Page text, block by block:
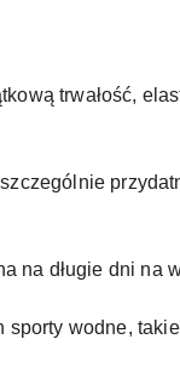
trwałość,
na długie dni na
wodne,